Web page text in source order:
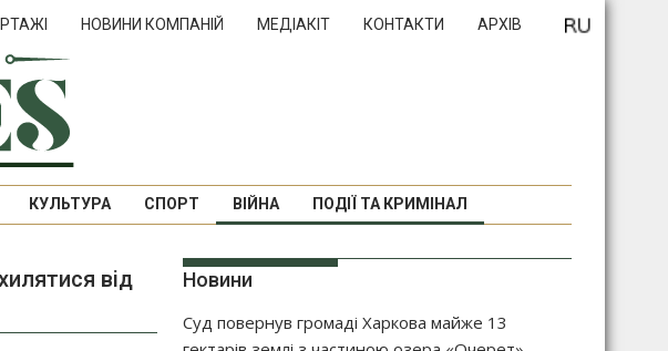
НОВИНИ КОМПАНІЙ МЕДІАКІТ КОНТАКТИ АРХІВ
КУЛЬТУРА СПОРТ ВІЙНА ПОДІЇ ТА КРИМІНАЛ
від
Новини
Суд повернув громаді Харкова майже 13